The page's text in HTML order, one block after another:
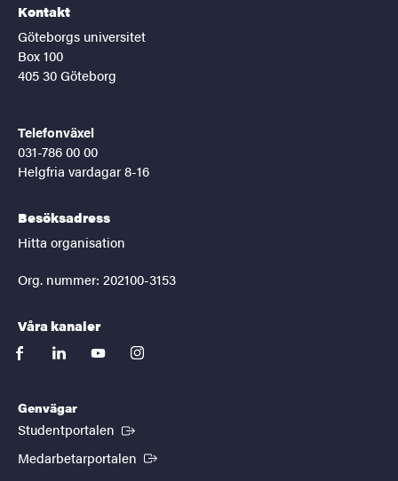
Kontakt
Göteborgs universitet
Box 100
405 30 Göteborg
Telefonväxel
031-786 00 00
Helgfria vardagar 8-16
Besöksadress
Hitta organisation
Org. nummer: 202100-3153
Våra kanaler
facebooklinkedinyoutubeinstagram
Genvägar
Studentportalen (Extern länk)
Medarbetarportalen (Extern länk)